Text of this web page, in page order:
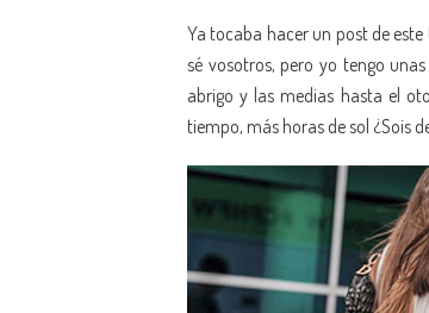
Ya tocaba hacer un post de
sé vosotros, pero yo tengo
abrigo y las medias hasta el
tiempo, más horas de sol ¿Sois